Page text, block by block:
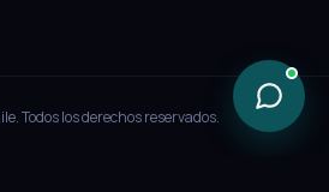
Todos los derechos reservados.